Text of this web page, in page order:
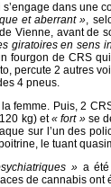
dans une
et aberrant »,
Vienne, avant de
giratoires en sens
fourgon de CRS
percute 2 autres
4 pneus.
femme. Puis, 2
kg) et« fort »se
sur l’un des
le tuant
»a été
de cannabis ont